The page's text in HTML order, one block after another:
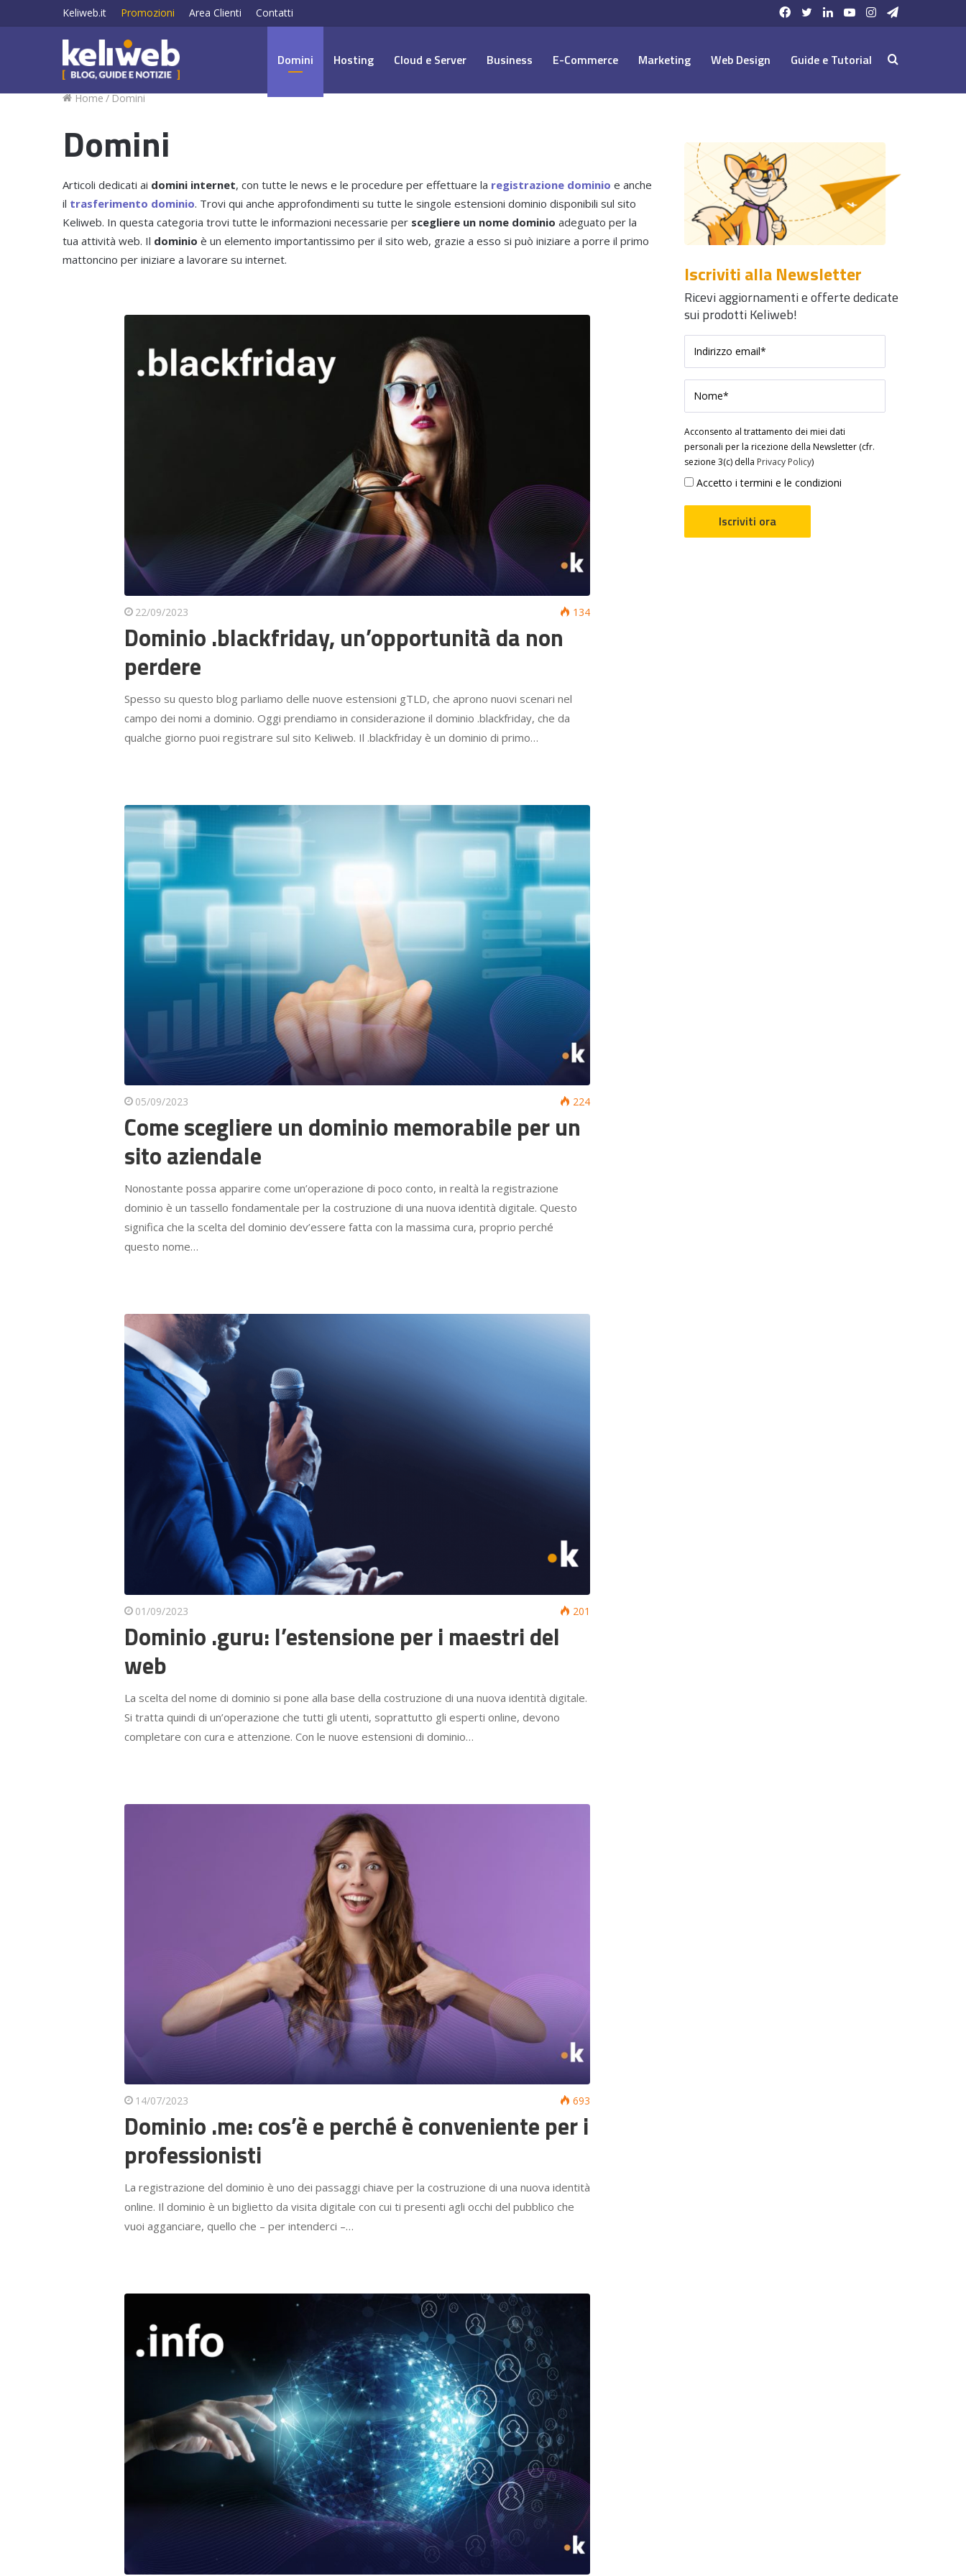
Keliweb.it Promozioni Area Clienti Contatti Telegram
Instagram
YouTube
LinkedIn
Twitter
Facebook
Domini Hosting Cloud e Server Business E-Commerce Marketing Web Design Guide e Tutorial Cerca:
Home/Domini
Domini
Articoli dedicati ai domini internet, con tutte le news e le procedure per effettuare la registrazione dominio e anche
il trasferimento dominio. Trovi qui anche approfondimenti su tutte le singole estensioni dominio disponibili sul sito
Keliweb. In questa categoria trovi tutte le informazioni necessarie per scegliere un nome dominio adeguato per la
tua attività web. Il dominio è un elemento importantissimo per il sito web, grazie a esso si può iniziare a porre il primo
mattoncino per iniziare a lavorare su internet.
22/09/2023 134
Dominio .blackfriday, un’opportunità da non
perdere
Spesso su questo blog parliamo delle nuove estensioni gTLD, che aprono nuovi scenari nel
campo dei nomi a dominio. Oggi prendiamo in considerazione il dominio .blackfriday, che da
qualche giorno puoi registrare sul sito Keliweb. Il .blackfriday è un dominio di primo…
05/09/2023 224
Come scegliere un dominio memorabile per un
sito aziendale
Nonostante possa apparire come un’operazione di poco conto, in realtà la registrazione
dominio è un tassello fondamentale per la costruzione di una nuova identità digitale. Questo
significa che la scelta del dominio dev’essere fatta con la massima cura, proprio perché
questo nome…
01/09/2023 201
Dominio .guru: l’estensione per i maestri del
web
La scelta del nome di dominio si pone alla base della costruzione di una nuova identità digitale.
Si tratta quindi di un’operazione che tutti gli utenti, soprattutto gli esperti online, devono
completare con cura e attenzione. Con le nuove estensioni di dominio…
14/07/2023 693
Dominio .me: cos’è e perché è conveniente per i
professionisti
La registrazione del dominio è uno dei passaggi chiave per la costruzione di una nuova identità
online. Il dominio è un biglietto da visita digitale con cui ti presenti agli occhi del pubblico che
vuoi agganciare, quello che – per intenderci –…
Iscriviti alla Newsletter
Ricevi aggiornamenti e offerte dedicate
sui prodotti Keliweb!
Acconsento al trattamento dei miei dati
personali per la ricezione della Newsletter (cfr.
sezione 3(c) della Privacy Policy)
Accetto i termini e le condizioni